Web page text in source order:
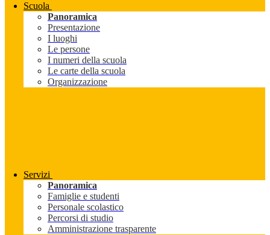
Scuola
Panoramica
Presentazione
I luoghi
Le persone
I numeri della scuola
Le carte della scuola
Organizzazione
Servizi
Panoramica
Famiglie e studenti
Personale scolastico
Percorsi di studio
Amministrazione trasparente